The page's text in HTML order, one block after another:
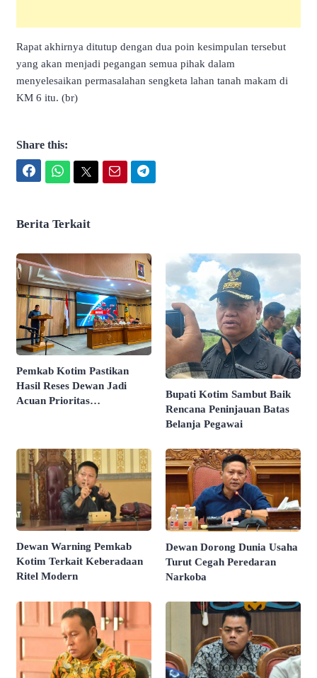
Rapat akhirnya ditutup dengan dua poin kesimpulan tersebut
yang akan menjadi pegangan semua pihak dalam
menyelesaikan permasalahan sengketa lahan tanah makam di
KM 6 itu. (br)
Share this:
Berita Terkait
Pemkab Kotim Pastikan
Hasil Reses Dewan Jadi
Acuan Prioritas
Bupati Kotim Sambut Baik
Rencana Peninjauan Batas
Belanja Pegawai
Dewan Warning Pemkab
Kotim Terkait Keberadaan
Ritel Modern
Dewan Dorong Dunia Usaha
Turut Cegah Peredaran
Narkoba